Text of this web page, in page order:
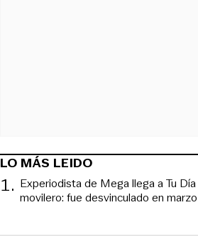
LO MÁS LEIDO
1. Experiodista de Mega llega a Tu
movilero: fue desvinculado en marzo